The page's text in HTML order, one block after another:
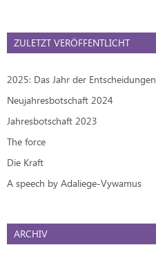
ZULETZT VERÖFFENTLICHT
2025: Das Jahr der Entscheidungen
Neujahresbotschaft 2024
Jahresbotschaft 2023
The force
Die Kraft
A speech by Adaliege-Vywamus
ARCHIV